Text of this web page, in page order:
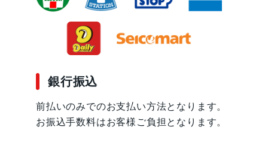
銀行振込
前払いのみでのお支払い方法となります。
お振込手数料はお客様ご負担となります。